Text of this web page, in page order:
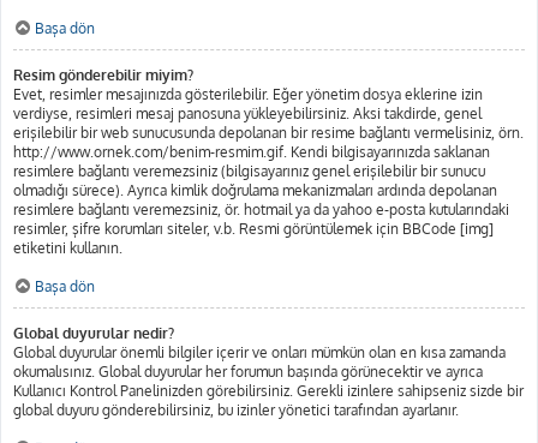
Başa dön
Resim gönderebilir miyim?
Evet, resimler mesajınızda gösterilebilir. Eğer yönetim dosya eklerine izin
verdiyse, resimleri mesaj panosuna yükleyebilirsiniz. Aksi takdirde, genel
erişilebilir bir web sunucusunda depolanan bir resime bağlantı vermelisiniz, örn.
http://www.ornek.com/benim-resmim.gif. Kendi bilgisayarınızda saklanan
resimlere bağlantı veremezsiniz (bilgisayarınız genel erişilebilir bir sunucu
olmadığı sürece). Ayrıca kimlik doğrulama mekanizmaları ardında depolanan
resimlere bağlantı veremezsiniz, ör. hotmail ya da yahoo e-posta kutularındaki
resimler, şifre korumları siteler, v.b. Resmi görüntülemek için BBCode [img]
etiketini kullanın.
Başa dön
Global duyurular nedir?
Global duyurular önemli bilgiler içerir ve onları mümkün olan en kısa zamanda
okumalısınız. Global duyurular her forumun başında görünecektir ve ayrıca
Kullanıcı Kontrol Panelinizden görebilirsiniz. Gerekli izinlere sahipseniz sizde bir
global duyuru gönderebilirsiniz, bu izinler yönetici tarafından ayarlanır.